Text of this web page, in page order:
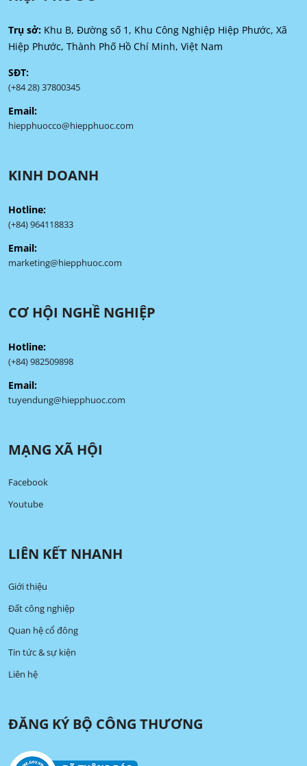
Trụ sở: Khu B, Đường số 1, Khu Công Nghiệp Hiệp Phước, Xã
Hiệp Phước, Thành Phố Hồ Chí Minh, Việt Nam
SĐT:
(+84 28) 37800345
Email:
hiepphuocco@hiepphuoc.com
KINH DOANH
Hotline:
(+84) 964118833
Email:
marketing@hiepphuoc.com
CƠ HỘI NGHỀ NGHIỆP
Hotline:
(+84) 982509898
Email:
tuyendung@hiepphuoc.com
MẠNG XÃ HỘI
Facebook
Youtube
LIÊN KẾT NHANH
Giới thiệu
Đất công nghiệp
Quan hệ cổ đông
Tin tức & sự kiện
Liên hệ
ĐĂNG KÝ BỘ CÔNG THƯƠNG